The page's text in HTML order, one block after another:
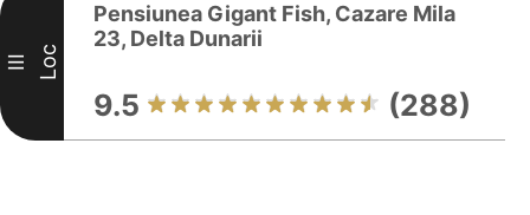
III Loc
Pensiunea Gigant Fish, Cazare Mila
23, Delta Dunarii
9.5 (288)